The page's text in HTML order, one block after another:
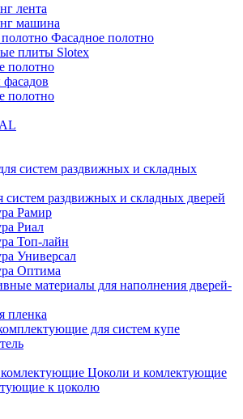
лента
машина
Фасадное полотно
плиты Slotex
полотно
полотно
систем раздвижных и складных дверей
Рамир
Риал
Топ-лайн
Универсал
Оптима
материалы для наполнения дверей-
пленка
для систем купе
Цоколи и комлектующие
к цоколю